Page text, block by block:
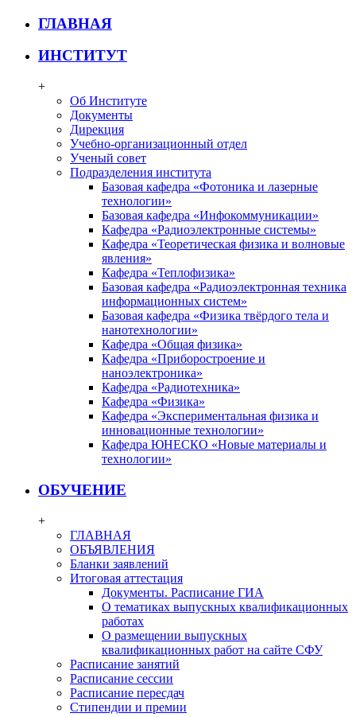
ГЛАВНАЯ
ИНСТИТУТ
+
Об Институте
Документы
Дирекция
Учебно-организационный отдел
Ученый совет
Подразделения института
Базовая кафедра «Фотоника и лазерные
технологии»
Базовая кафедра «Инфокоммуникации»
Кафедра «Радиоэлектронные системы»
Кафедра «Теоретическая физика и волновые
явления»
Кафедра «Теплофизика»
Базовая кафедра «Радиоэлектронная техника
информационных систем»
Базовая кафедра «Физика твёрдого тела и
нанотехнологии»
Кафедра «Общая физика»
Кафедра «Приборостроение и
наноэлектроника»
Кафедра «Радиотехника»
Кафедра «Физика»
Кафедра «Экспериментальная физика и
инновационные технологии»
Кафедра ЮНЕСКО «Новые материалы и
технологии»
ОБУЧЕНИЕ
+
ГЛАВНАЯ
ОБЪЯВЛЕНИЯ
Бланки заявлений
Итоговая аттестация
Документы. Расписание ГИА
О тематиках выпускных квалификационных
работах
О размещении выпускных
квалификационных работ на сайте СФУ
Расписание занятий
Расписание сессии
Расписание пересдач
Стипендии и премии